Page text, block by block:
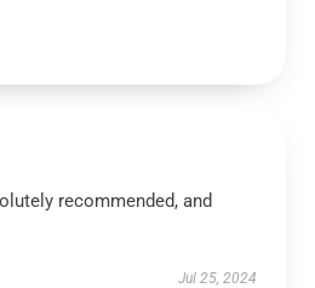
recommended, and
Jul 25, 2024